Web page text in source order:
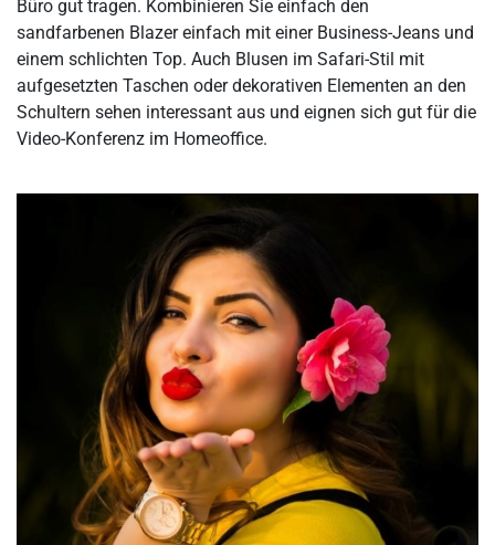
Büro gut tragen. Kombinieren Sie einfach den
sandfarbenen Blazer einfach mit einer Business-Jeans und
einem schlichten Top. Auch Blusen im Safari-Stil mit
aufgesetzten Taschen oder dekorativen Elementen an den
Schultern sehen interessant aus und eignen sich gut für die
Video-Konferenz im Homeoffice.